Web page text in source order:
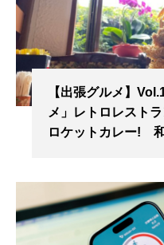
【出張グルメ】
メ」レトロレスト
ロケットカレー!